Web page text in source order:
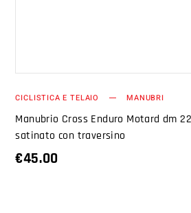
CICLISTICA E TELAIO MANUBRI
Manubrio Cross Enduro Motard dm
satinato con traversino
€45.00